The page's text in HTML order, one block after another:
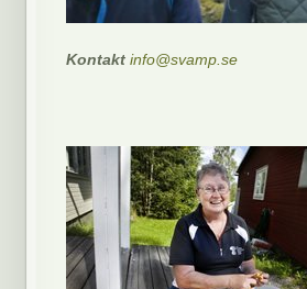
Kontaktinfo@svamp.se